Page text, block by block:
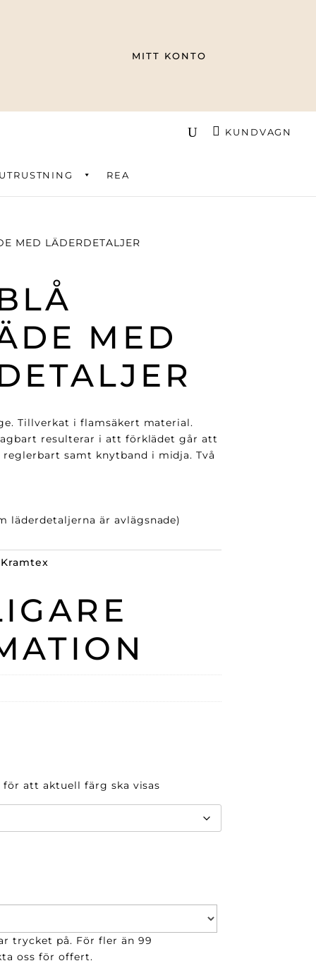
MITT KONTO
KUNDVAGN
REA
MED LÄDERDETALJER
MED
Tillverkat i flamsäkert material.
resulterar i att förklädet går att
samt knytband i midja. Två
läderdetaljerna är avlägsnade)
Kramtex
att aktuell färg ska visas
trycket på. För fler än 99
oss för offert.